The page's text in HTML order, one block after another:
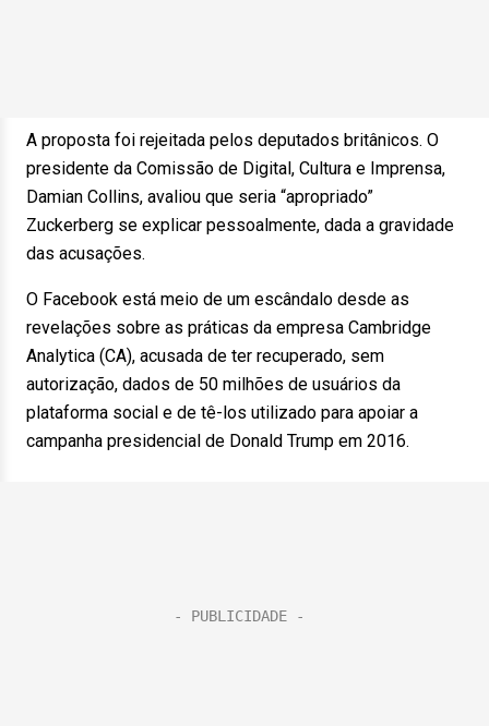
A proposta foi rejeitada pelos deputados britânicos. O
presidente da Comissão de Digital, Cultura e Imprensa,
Damian Collins, avaliou que seria “apropriado”
Zuckerberg se explicar pessoalmente, dada a gravidade
das acusações.
O Facebook está meio de um escândalo desde as
revelações sobre as práticas da empresa Cambridge
Analytica (CA), acusada de ter recuperado, sem
autorização, dados de 50 milhões de usuários da
plataforma social e de tê-los utilizado para apoiar a
campanha presidencial de Donald Trump em 2016.